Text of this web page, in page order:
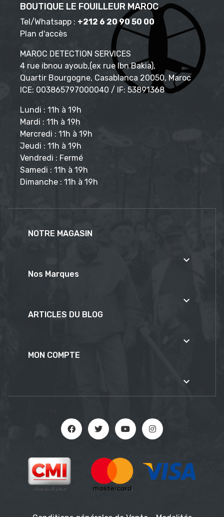
BOUTIQUE LE FOUILLEUR MAROC
Tel/Whatsapp : +212 6 20 90 50 00
Plan d'accès
MAROC DETECTION SERVICES
4 rue ibnou ayoub,(ex rue Ibn Bakia),
Quartir Bourgogne, Casablanca 20050, Maroc
ICE: 003865797000040 / IF: 53891368
Lundi : 11h à 19h
Mardi : 11h à 19h
Mercredi : 11h à 19h
Jeudi : 11h à 19h
Vendredi : Fermé
Samedi : 11h à 19h
Dimanche : 11h à 19h
NOTRE MAGASIN

Nos Marques

ARTICLES DU BLOG

MON COMPTE
